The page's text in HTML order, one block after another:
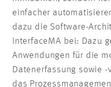
einfacher
dazu die Software-
InterfaceMA bei: Dazu
Anwendungen für die
Datenerfassung sowie
das